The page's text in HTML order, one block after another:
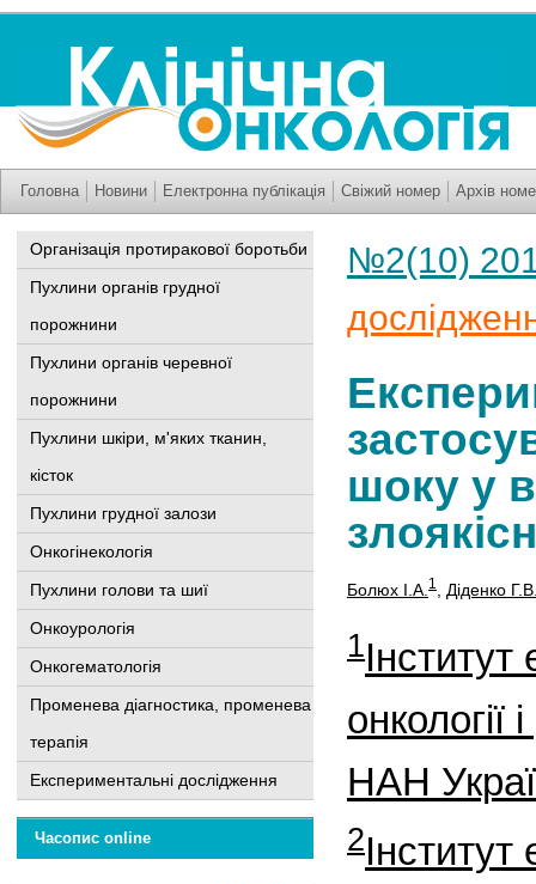
Головна Новини Електронна публікація Свіжий номер Архів
Організація протиракової боротьби
Пухлини органів грудної
порожнини
Пухлини органів черевної
порожнини
Пухлини шкіри, м'яких тканин,
кісток
Пухлини грудної залози
Онкогінекологія
Пухлини голови та шиї
Онкоурологія
Онкогематологія
Променева діагностика, променева
терапія
Експериментальні дослідження
Часопис online
№2(10)
шоку у
Болюх І.А. 1 Діденко
1Інститут
онкології
НАН
2Інститут